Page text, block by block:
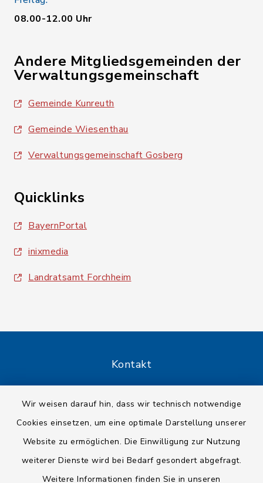
Wir weisen darauf hin, dass wir technisch notwendige
Cookies einsetzen, um eine optimale Darstellung unserer
Website zu ermöglichen. Die Einwilligung zur Nutzung
weiterer Dienste wird bei Bedarf gesondert abgefragt.
Weitere Informationen finden Sie in unseren
08.00-12.00 Uhr
Andere Mitgliedsgemeinden der
Verwaltungsgemeinschaft
Gemeinde Kunreuth
Gemeinde Wiesenthau
Verwaltungsgemeinschaft Gosberg
Quicklinks
BayernPortal
inixmedia
Landratsamt Forchheim
Kontakt
Datenschutz
Impressum